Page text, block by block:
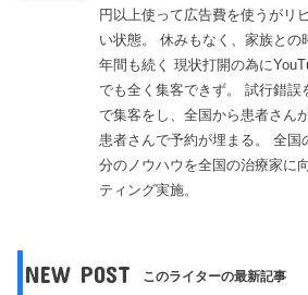
円以上使って広告費を使うがリ
い状態。 休みもなく、家族との
年間も続く 現状打開の為に
でも全く集客できず。 試行錯誤
で集客をし、全国から患者さん
患者さんで予約が埋まる。 全国
分のノウハウを全国の治療家に
ティング実施。
NEW POST このライターの最新記事